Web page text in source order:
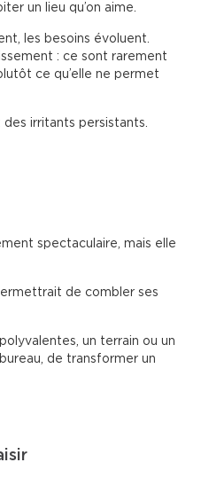
un lieu qu’on aime.
les besoins évoluent.
: ce sont rarement
ce qu’elle ne permet
irritants persistants.
spectaculaire, mais elle
de combler ses
un terrain ou un
de transformer un